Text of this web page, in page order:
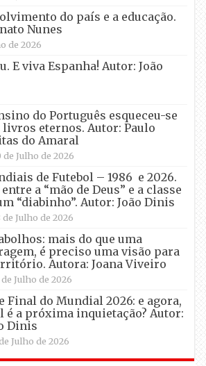
do país e a educação.
Nunes
de 2026
E viva Espanha! Autor: João
do Português esqueceu-se
livros eternos. Autor: Paulo
do Amaral
de Julho de 2026
de Futebol – 1986 e 2026.
a “mão de Deus” e a classe
“diabinho”. Autor: João Dinis
de Julho de 2026
mais do que uma
é preciso uma visão para
Autora: Joana Viveiro
de Julho de 2026
Final do Mundial 2026: e agora,
é a próxima inquietação? Autor:
Dinis
Julho de 2026